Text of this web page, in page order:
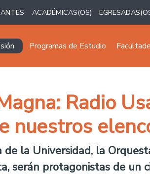
ACADÉMICAS(OS)
principal
Programas de Estudio
Radio
nuestros
la Universidad, la
serán protagonistas de un